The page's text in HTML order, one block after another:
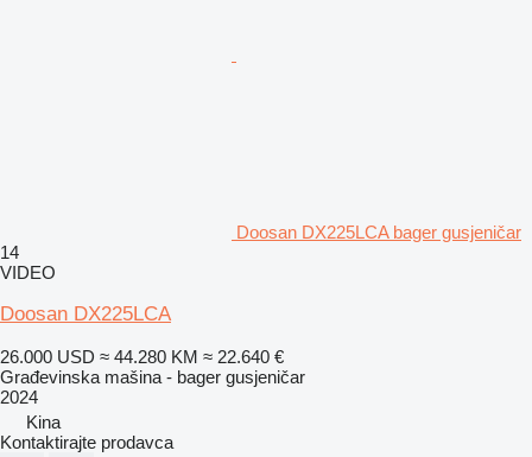
Doosan DX225LCA bager gusjeničar
14
VIDEO
Doosan DX225LCA
26.000 USD ≈ 44.280 KM ≈ 22.640 €
Građevinska mašina - bager gusjeničar
2024
Kina
Kontaktirajte prodavca